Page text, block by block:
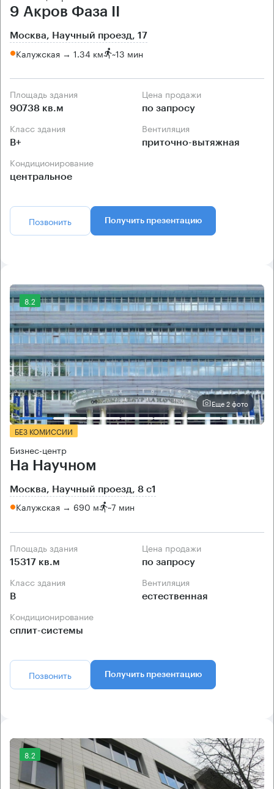
9 Акров Фаза II
Москва, Научный проезд, 17
Калужская → 1.34 км ~13 мин
Площадь здания
90738 кв.м
Цена продажи
по запросу
Класс здания
B+
Вентиляция
приточно-вытяжная
Кондиционирование
центральное
Позвонить Получить презентацию
8.2
Еще 2 фото
БЕЗ КОМИССИИ
Бизнес-центр
На Научном
Москва, Научный проезд, 8 с1
Калужская → 690 м ~7 мин
Площадь здания
15317 кв.м
Цена продажи
по запросу
Класс здания
B
Вентиляция
естественная
Кондиционирование
сплит-системы
Позвонить Получить презентацию
8.2